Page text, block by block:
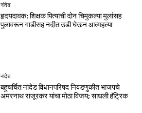
नांदेड
हृदयदावक: शिक्षक पित्याची दोन चिमुकल्या मुलांसह
पुलावरून गाडीसह नदीत उडी घेऊन आत्महत्या
नांदेड
बहुचर्चित नांदेड विधानपरिषद निवडणुकीत भाजपचे
अमरनाथ राजूरकर यांचा मोठा विजय; साधली हॅट्रिक